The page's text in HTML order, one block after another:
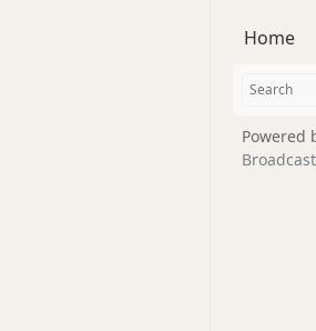
Home
Powered